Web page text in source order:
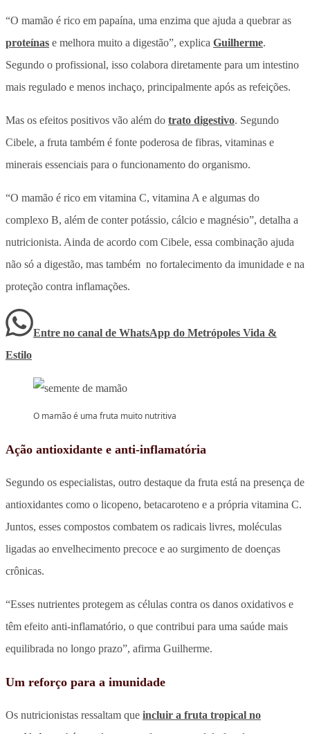
“O mamão é rico em papaína, uma enzima que ajuda a quebrar as
proteínas e melhora muito a digestão”, explica Guilherme.
Segundo o profissional, isso colabora diretamente para um intestino
mais regulado e menos inchaço, principalmente após as refeições.
Mas os efeitos positivos vão além do trato digestivo. Segundo
Cibele, a fruta também é fonte poderosa de fibras, vitaminas e
minerais essenciais para o funcionamento do organismo.
“O mamão é rico em vitamina C, vitamina A e algumas do
complexo B, além de conter potássio, cálcio e magnésio”, detalha a
nutricionista. Ainda de acordo com Cibele, essa combinação ajuda
não só a digestão, mas também no fortalecimento da imunidade e na
proteção contra inflamações.
Entre no canal de WhatsApp do Metrópoles Vida &
Estilo
O mamão é uma fruta muito nutritiva
Ação antioxidante e anti-inflamatória
Segundo os especialistas, outro destaque da fruta está na presença de
antioxidantes como o licopeno, betacaroteno e a própria vitamina C.
Juntos, esses compostos combatem os radicais livres, moléculas
ligadas ao envelhecimento precoce e ao surgimento de doenças
crônicas.
“Esses nutrientes protegem as células contra os danos oxidativos e
têm efeito anti-inflamatório, o que contribui para uma saúde mais
equilibrada no longo prazo”, afirma Guilherme.
Um reforço para a imunidade
Os nutricionistas ressaltam que incluir a fruta tropical no